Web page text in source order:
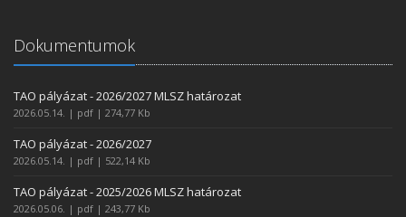
Dokumentumok
TAO pályázat - 2026/2027 MLSZ határozat
2026.05.14. | pdf | 274,77 Kb
TAO pályázat - 2026/2027
2026.05.14. | pdf | 522,14 Kb
TAO pályázat - 2025/2026 MLSZ határozat
2026.05.06. | pdf | 243,77 Kb